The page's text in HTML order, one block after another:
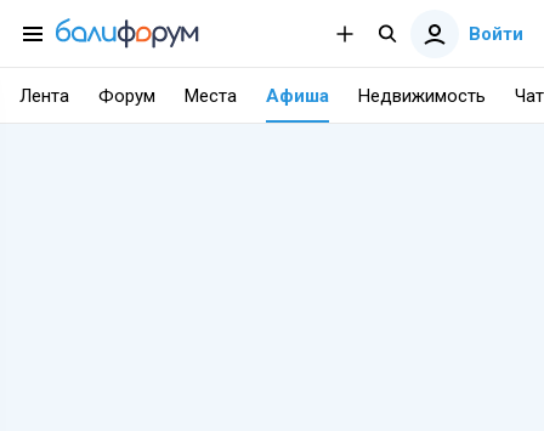
Войти
Лента Форум Места Афиша Недвижимость Чат